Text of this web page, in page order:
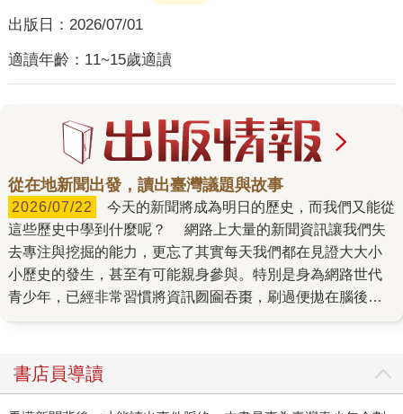
出版日： 2026/07/01
適讀年齡： 11~15歲適讀
從在地新聞出發，讀出臺灣議題與故事
2026/07/22
這些歷史中學到什麼呢？ 網路上大量的新聞資訊讓我們失
去專注與挖掘的能力，更忘了其實每天我們都在見證大大小
小歷史的發生，甚至有可能親身參與。特別是身為網路世代
青少年，已經非常習慣將資訊囫圇吞棗，刷過便拋在腦後。
後的成因與發展。而今年團隊發現，我們習慣將目光放得太
遠，忘了腳下這片土地的故事，也正在因政治、科技、經濟
和文化等各種因素，逐漸躍上世界的舞臺。 我們團隊想要
書店員導讀